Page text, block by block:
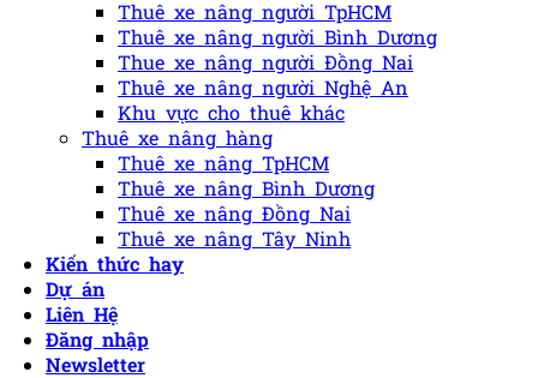
Thuê xe nâng người TpHCM
Thuê xe nâng người Bình Dương
Thue xe nâng người Đồng Nai
Thuê xe nâng người Nghệ An
Khu vực cho thuê khác
Thuê xe nâng hàng
Thuê xe nâng TpHCM
Thuê xe nâng Bình Dương
Thuê xe nâng Đồng Nai
Thuê xe nâng Tây Ninh
Kiến thức hay
Dự án
Liên Hệ
Đăng nhập
Newsletter